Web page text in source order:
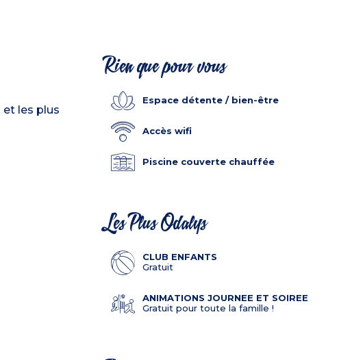
les plus
Rien que pour vous
Espace détente / bien-être
Accès wifi
Piscine couverte chauffée
Les Plus Odalys
CLUB ENFANTS
Gratuit
ANIMATIONS JOURNEE ET SOIREE
Gratuit pour toute la famille !